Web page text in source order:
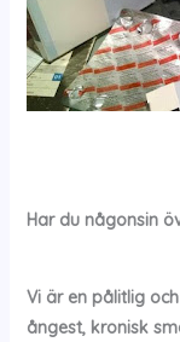
Har du någonsin
Vi är en pålitlig
ångest, kronisk